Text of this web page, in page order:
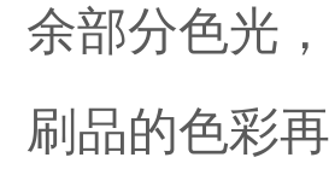
余部分色光
刷品的色彩